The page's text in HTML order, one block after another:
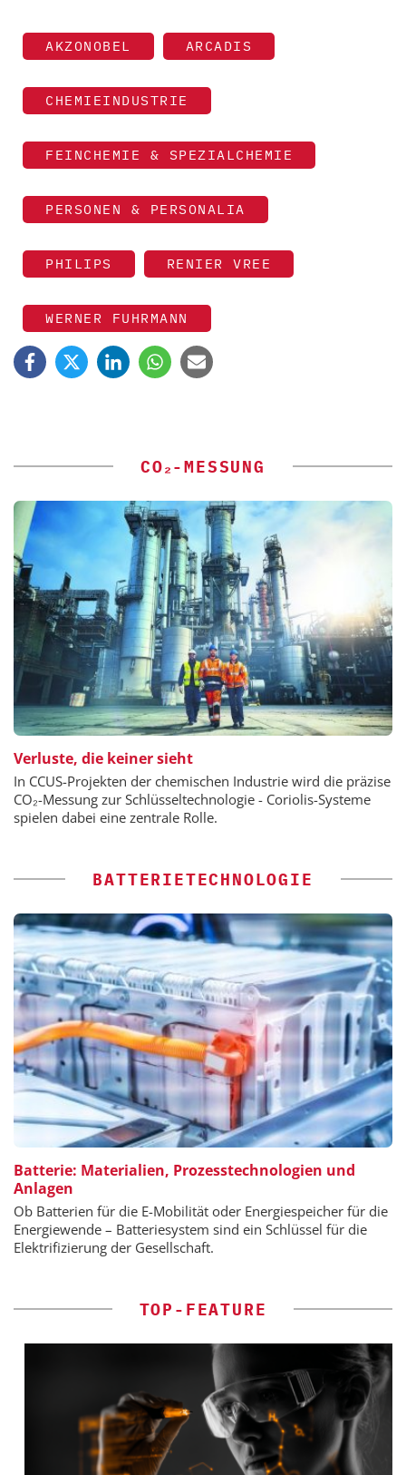
AKZONOBEL ARCADIS
CHEMIEINDUSTRIE
FEINCHEMIE & SPEZIALCHEMIE
PERSONEN & PERSONALIA
PHILIPS RENIER VREE
WERNER FUHRMANN
CO₂-MESSUNG
Verluste, die keiner sieht
In CCUS-Projekten der chemischen Industrie wird die präzise
CO₂-Messung zur Schlüsseltechnologie - Coriolis-Systeme
spielen dabei eine zentrale Rolle.
BATTERIETECHNOLOGIE
Batterie: Materialien, Prozesstechnologien und
Anlagen
Ob Batterien für die E-Mobilität oder Energiespeicher für die
Energiewende – Batteriesystem sind ein Schlüssel für die
Elektrifizierung der Gesellschaft.
TOP-FEATURE